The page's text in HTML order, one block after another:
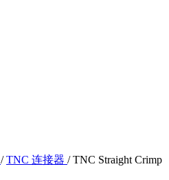
/ TNC 连接器 / TNC Straight Crimp